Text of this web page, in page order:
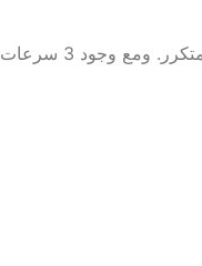
بفضل المحرك القوي منخفض الضوضاء، يعيش حيوانك تجربة هادئة وخالية من التوتر. كما أن حاوية الشعر الكبيرة بسعة 1.5 لتر تقلل الحاجة إلى التفريغ المتكرر. ومع وجود 3 سرعات